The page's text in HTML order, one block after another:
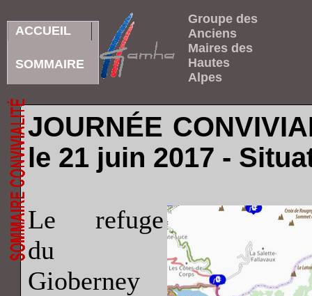
Groupe des
Anciens
Maires des
Hautes
Alpes
ACCUEIL
SOMMAIRE
JOURNÉE
le 21 juin 2017 -
Le refuge
du
Gioberney